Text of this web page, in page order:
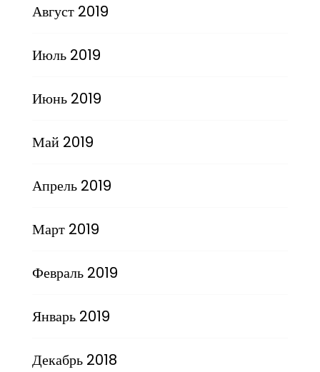
Август 2019
Июль 2019
Июнь 2019
Май 2019
Апрель 2019
Март 2019
Февраль 2019
Январь 2019
Декабрь 2018